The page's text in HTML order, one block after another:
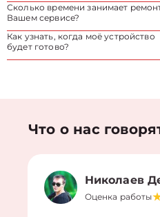
Сколько времени занимает
Вашем сервисе?
Как узнать, когда моё устройство
будет готово?
Что о нас
Николаев
Оценка работы